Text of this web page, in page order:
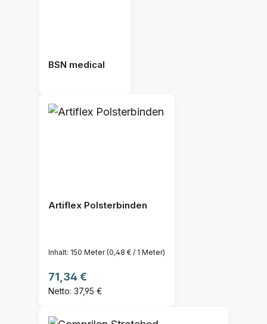
BSN medical
Artiflex Polsterbinden
Inhalt: 150 Meter(0,48 € / 1 Meter)
Regulärer Preis:
71,34 €
Netto: 37,95 €